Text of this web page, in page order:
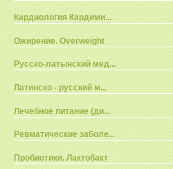
Кардиология Кардими...
Ожирение. Overweight
Русско-латынский мед...
Латинско - русский м...
Лечебное питание (ди...
Ревматические заболе...
Пробиотики. Лактобакт